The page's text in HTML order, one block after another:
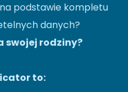
podstawie kompletu
danych?
swojej rodziny?
to: